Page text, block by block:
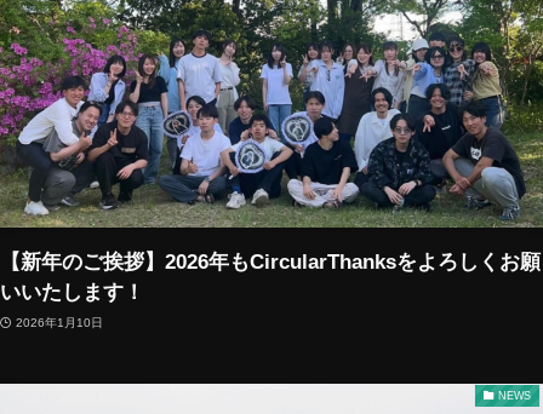
【新年のご挨拶】2026年もCircularThanksをよろしくお願
いいたします！
2026年1月10日
NEWS